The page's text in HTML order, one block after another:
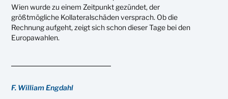
Wien wurde zu einem Zeitpunkt gezündet, der
größtmögliche Kollateralschäden versprach. Ob die
Rechnung aufgeht, zeigt sich schon dieser Tage bei den
Europawahlen.
F. William Engdahl